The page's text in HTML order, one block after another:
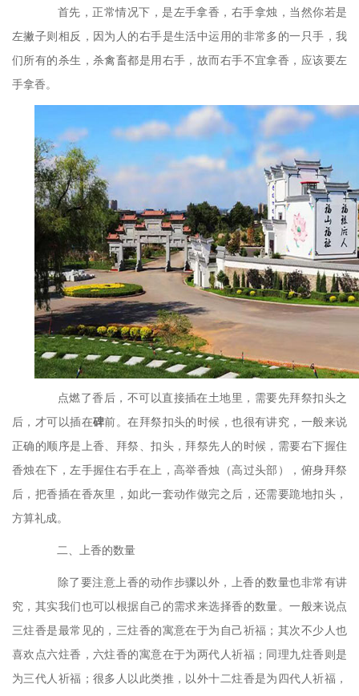
首先，正常情况下，是左手拿香，右手拿烛，当然你若是
左撇子则相反，因为人的右手是生活中运用的非常多的一只手，我
们所有的杀生，杀禽畜都是用右手，故而右手不宜拿香，应该要左
手拿香。
点燃了香后，不可以直接插在土地里，需要先拜祭扣头之
后，才可以插在碑前。在拜祭扣头的时候，也很有讲究，一般来说
正确的顺序是上香、拜祭、扣头，拜祭先人的时候，需要右下握住
香烛在下，左手握住右手在上，高举香烛（高过头部），俯身拜祭
后，把香插在香灰里，如此一套动作做完之后，还需要跪地扣头，
方算礼成。
二、上香的数量
除了要注意上香的动作步骤以外，上香的数量也非常有讲
究，其实我们也可以根据自己的需求来选择香的数量。一般来说点
三炷香是最常见的，三炷香的寓意在于为自己祈福；其次不少人也
喜欢点六炷香，六炷香的寓意在于为两代人祈福；同理九炷香则是
为三代人祈福；很多人以此类推，以外十二炷香是为四代人祈福，